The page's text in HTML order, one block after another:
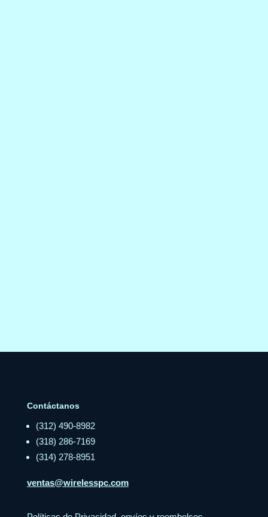
Contáctanos
(312) 490-8982
(318) 286-7169
(314) 278-8951
ventas@wirelesspc.com